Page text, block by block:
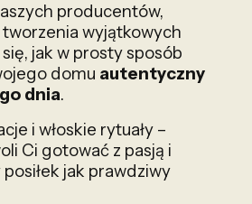
producentów,
wyjątkowych
jak w prosty sposób
domu autentyczny
dnia.
i włoskie rytuały –
Ci gotować z pasją i
jak prawdziwy